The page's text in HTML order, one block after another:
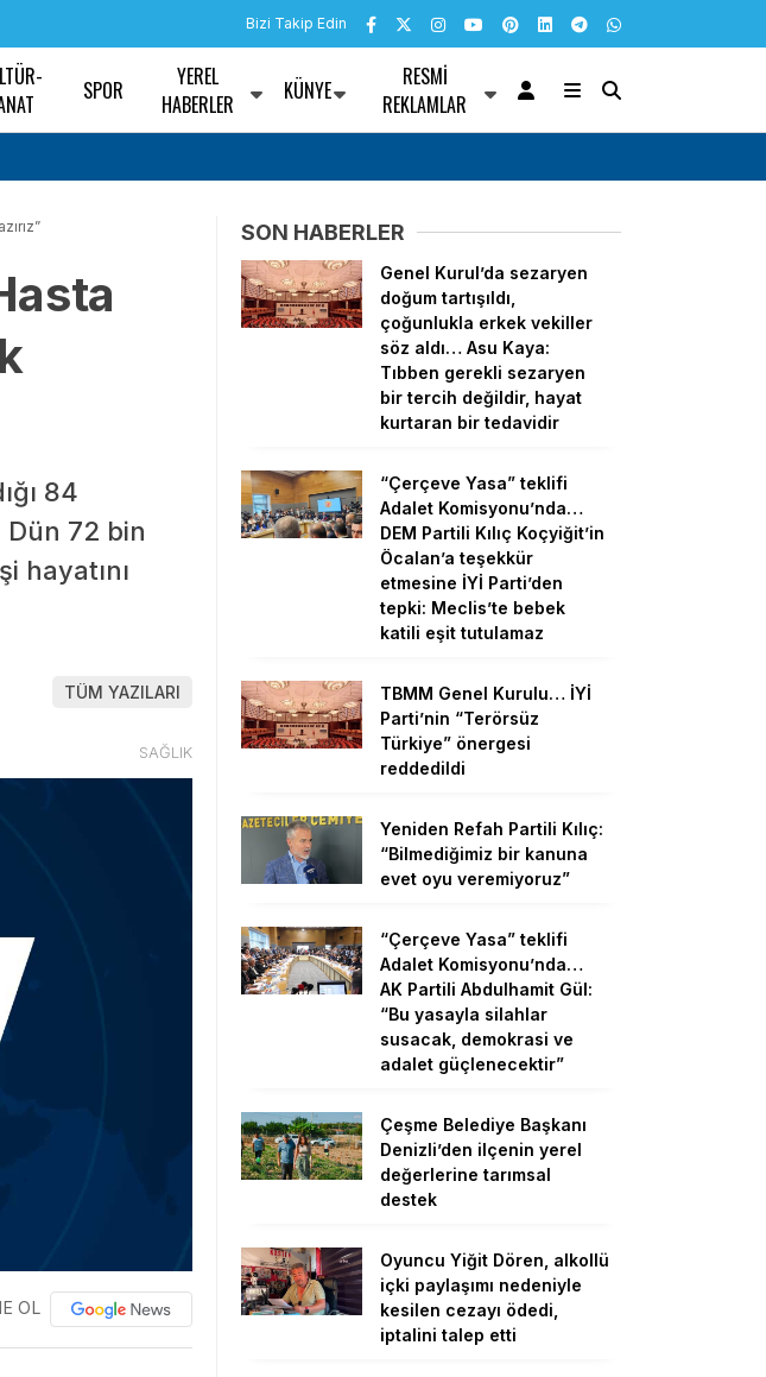
Bizi Takip Edin
SPOR
YEREL
HABERLER
KÜNYE
RESMI
REKLAMLAR
teklifi Adalet Komisyonu’nda… DEM Partili Kılıç
84
72 bin
hayatını
TÜM YAZILARI
SAĞLIK
OL
SON HABERLER
Genel Kurul’da sezaryen
doğum tartışıldı,
çoğunlukla erkek vekiller
söz aldı… Asu Kaya:
Tıbben gerekli sezaryen
bir tercih değildir, hayat
kurtaran bir tedavidir
“Çerçeve Yasa” teklifi
Adalet Komisyonu’nda…
DEM Partili Kılıç Koçyiğit’in
Öcalan’a teşekkür
etmesine İYİ Parti’den
tepki: Meclis’te bebek
katili eşit tutulamaz
TBMM Genel Kurulu… İYİ
Parti’nin “Terörsüz
Türkiye” önergesi
reddedildi
Yeniden Refah Partili Kılıç:
“Bilmediğimiz bir kanuna
evet oyu veremiyoruz”
“Çerçeve Yasa” teklifi
Adalet Komisyonu’nda…
AK Partili Abdulhamit Gül:
“Bu yasayla silahlar
susacak, demokrasi ve
adalet güçlenecektir”
Çeşme Belediye Başkanı
Denizli’den ilçenin yerel
değerlerine tarımsal
destek
Oyuncu Yiğit Dören, alkollü
içki paylaşımı nedeniyle
kesilen cezayı ödedi,
iptalini talep etti